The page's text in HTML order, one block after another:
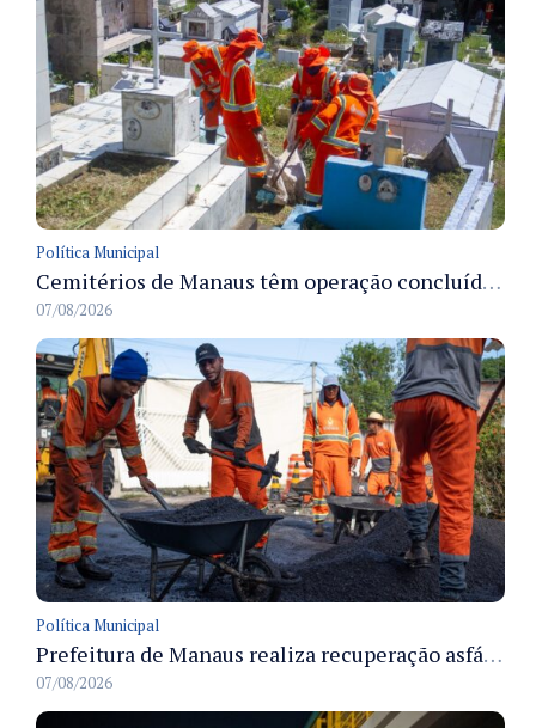
Política Municipal
Cemitérios de Manaus têm operação concluída e estrutura pronta para receber famílias no Dia dos Pais
07/08/2026
Política Municipal
Prefeitura de Manaus realiza recuperação asfáltica na rua Canário do Campo e amplia mobilidade na zona Norte
07/08/2026